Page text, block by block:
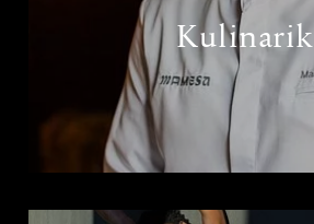
Kulinarik